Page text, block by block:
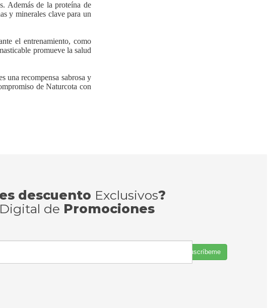
Además de la proteína de
y minerales clave para un
el entrenamiento, como
promueve la salud
una recompensa sabrosa y
de Naturcota con
descuento Exclusivos?
de Promociones
Suscríbeme